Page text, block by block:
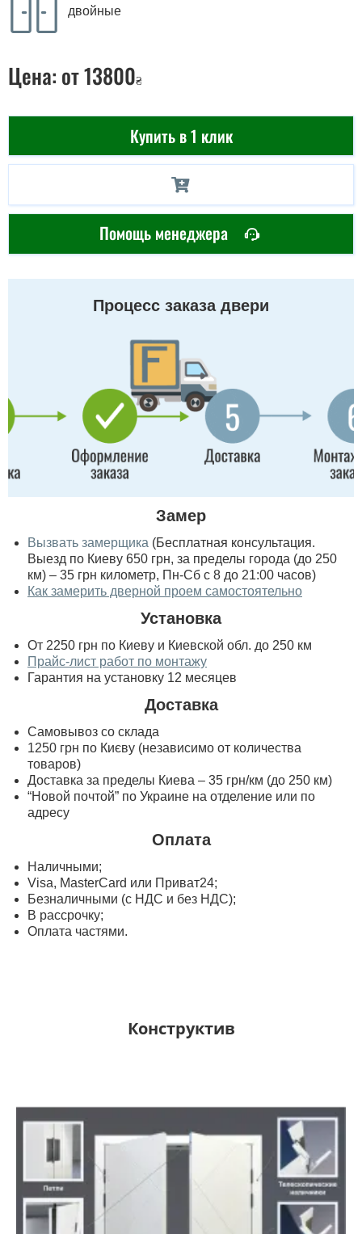
двойные
Цена: от 13800₴
Купить в 1 клик
Помощь менеджера
Процесс заказа двери
Замер
Вызвать замерщика (Бесплатная консультация.
Выезд по Киеву 650 грн, за пределы города (до 250
км) – 35 грн километр, Пн-Сб с 8 до 21:00 часов)
Как замерить дверной проем самостоятельно
Установка
От 2250 грн по Киеву и Киевской обл. до 250 км
Прайс-лист работ по монтажу
Гарантия на установку 12 месяцев
Доставка
Самовывоз со склада
1250 грн по Києву (независимо от количества
товаров)
Доставка за пределы Киева – 35 грн/км (до 250 км)
“Новой почтой” по Украине на отделение или по
адресу
Оплата
Наличными;
Visa, MasterСard или Приват24;
Безналичными (с НДС и без НДС);
В рассрочку;
Оплата частями.
Конструктив